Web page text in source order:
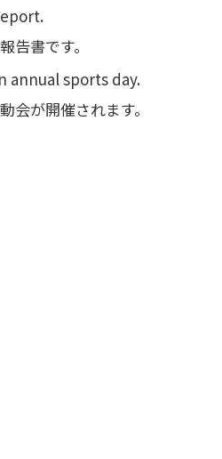
告書です。
annual sports day.
会が開催されます。